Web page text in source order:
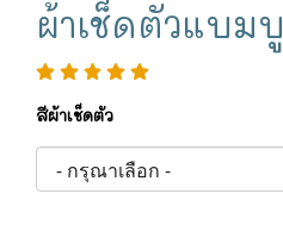
ผ้าเช็ดตัวแบมบู
สีผ้าเช็ดตัว